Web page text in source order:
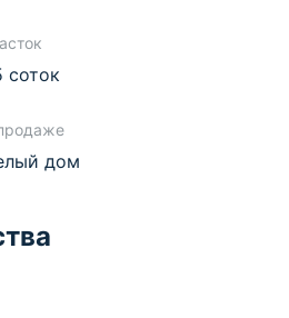
соток
дом